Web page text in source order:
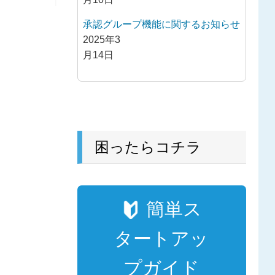
承認グループ機能に関するお知らせ
2025年3
月14日
困ったらコチラ
簡単ス
タートアッ
プガイド